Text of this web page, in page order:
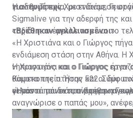
των θυμάτων.
για την Τσεχία, με ενδιάμεση
Η αδερφή της Χριστιάνας,
Sigmalive για την αδερφή της
ταξίδι που έμελλε να είναι το
«Βρέθηκαν αγκαλιασμένοι»
«Η Χριστιάνα και ο Γιώργος
ενδιάμεση στάση στην Αθήνα. Η
νηπιαγωγός και ο Γιώργος
Καφεκοπτείο. Ήταν και οι δύο
γελαστά παιδιά», ανέφερε η
Η Χριστιάνα και ο Γιώργος ήταν
θύματα της πτήσης 522.
οι μόνοι που εντοπίστηκαν
«Ήταν οι μόνοι που βρέθηκαν
αναγνώρισε ο παπάς μου»,